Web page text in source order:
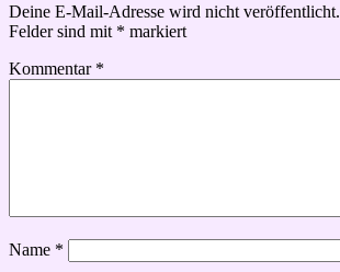
Deine E-Mail-Adresse wird nicht veröffentlicht.
Felder sind mit * markiert
Kommentar *
Name *